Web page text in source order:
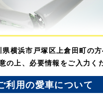
県横浜市戸塚区上倉田町の
の上、必要情報をご入力く
利用の愛車について